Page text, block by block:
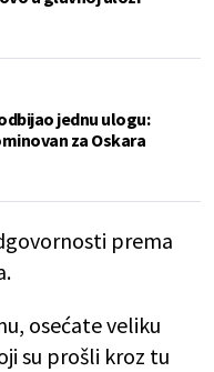
jednu ulogu:
za Oskara
prema
osećate veliku
su prošli kroz tu